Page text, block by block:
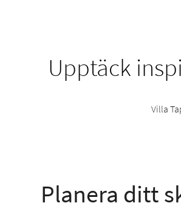
Upptäck
Villa
Planera ditt